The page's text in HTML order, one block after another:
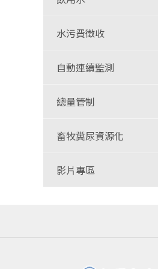
水污費徵收
自動連續監測
總量管制
畜牧糞尿資源化
影片專區